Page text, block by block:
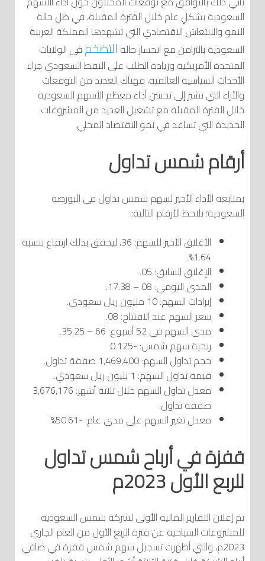
السعودية بشكلٍ عام خلال الفترة المقبلة، في ظل حالة
النمو والانتعاش الاقتصادي التي تشهدها المملكة العربية
السعودية بالتزامن مع انحسار حالة التضخم في الولايات
المتحدة الأمريكية وزيادة الطلب على النفط السعودي جراء
الأحداث السياسية العالمية، فهناك العديد من التوقعات
والآراء التي تشير إلى تحسن أداء معظم الأسهم السعودية
خلال الفترة المقبلة مع تشغيل العديد من المشروعات
الجديدة التي تساعد في نمو الاقتصاد المحلي.
أرقام شمس تداول
بمتابعة الأداء الأخير لسهم شمس تداول في البورصة
السعودية؛ نلاحظ الأرقام التالية:
الأغلاق الأخير للسهم: 36، ليحقق بذلك ارتفاع بنسبة
1.64%.
الإغلاق السابق: 05.
المدى اليومي: 08 – 17.38.
إيرادات السهم: 10 مليون ريال سعودي.
سعر السهم عند الافتتاح: 08.
مدى السهم في 52 أسبوع: 66 – 35.25.
ربحية سهم شمس: -0.125.
حجم تداول السهم: 1,469,400 صفقة تداول.
قيمة تداول السهم: 1 بليون ريال سعودي.
معدل تداول السهم خلال ثلاثة أشهر: 3,676,176
صفقة تداول.
معدل تغير السهم على مدى عام: -50.61%.
قفزة في أرباح شمس تداول
للربع الأول 2023م
تم إعلان التقارير المالية الأولى لشركة شمس السعودية
للمشروعات السياحية عن فترة الربع الأول من العام الجاري
2023م، والتي أظهرت تسجيل سهم شمس قفزة في صافي